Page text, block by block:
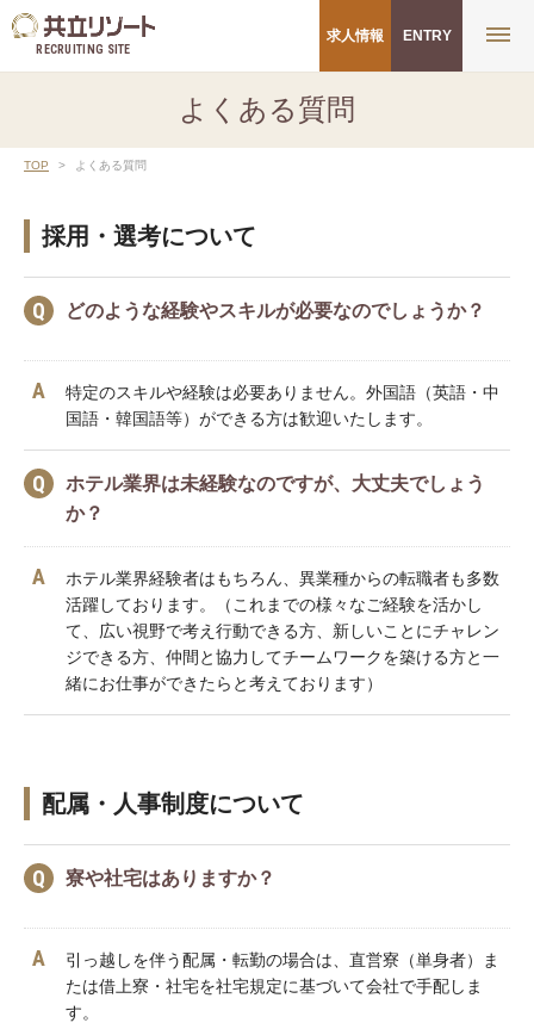
RECRUITING SITE
求人情報 ENTRY
よくある質問
TOP よくある質問
採用・選考について
どのような経験やスキルが必要なのでしょうか？
特定のスキルや経験は必要ありません。 外国語（英語・中
国語・韓国語等）ができる方は歓迎いたします。
ホテル業界は未経験なのですが、大丈夫でしょう
か？
ホテル業界経験者はもちろん、異業種からの転職者も多数
活躍しております。
（これまでの様々なご経験を活かし
て、広い視野で考え行動できる方、新しいことにチャレン
ジできる方、仲間と協力してチームワークを築ける方と一
緒にお仕事ができたらと考えております）
配属・人事制度について
寮や社宅はありますか？
引っ越しを伴う配属・転勤の場合は、直営寮（単身者）ま
たは借上寮・社宅を社宅規定に基づいて会社で手配しま
す。